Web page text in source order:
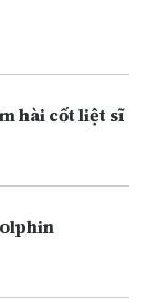
hài cốt liệt sĩ